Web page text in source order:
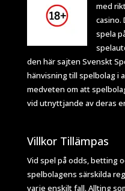
med
casino.
spela
den här sajten Svenskt
hänvisning till spelbolag i
medveten om att
vid utnyttjande av deras
Villkor Tillämpas
Vid spel på odds, betting
spelbolagens särskilda
varje enskilt fall. Allting